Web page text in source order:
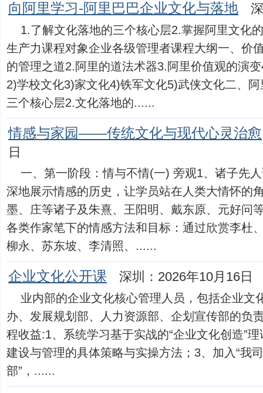
向阿里学习-阿里巴巴企业文化与落地
1.了解文化落地的三个核心层2.掌握阿里文化
生产力课程对象企业各级管理者课程大纲一、价
的管理之道2.阿里的道法术器3.阿里价值观的演
2)学校文化3)家文化4)铁军文化5)武侠文化二、
三个核心层2.文化落地的......
情感与家园——传统文化与现代心灵治愈
日
一、第一阶段：情与不情(一) 旁观1、诸子先
深地展示情感的历史，让学员站在人类大情怀的
墨、庄等诸子及朱熹、王阳明、戴东原、元好
各类作家笔下的情感方法和目标：通过欣赏李杜
柳永、苏东坡、李清照、......
企业文化公开课 深圳：2026年10月16日
业内部的企业文化核心管理人员，包括企业文
办、发展规划部、人力资源部、企划宣传部的负
程收益:1、系统学习基于实战的“企业文化创造”
建设与管理的具体策略与实操方法；3、加入“我
部”，......